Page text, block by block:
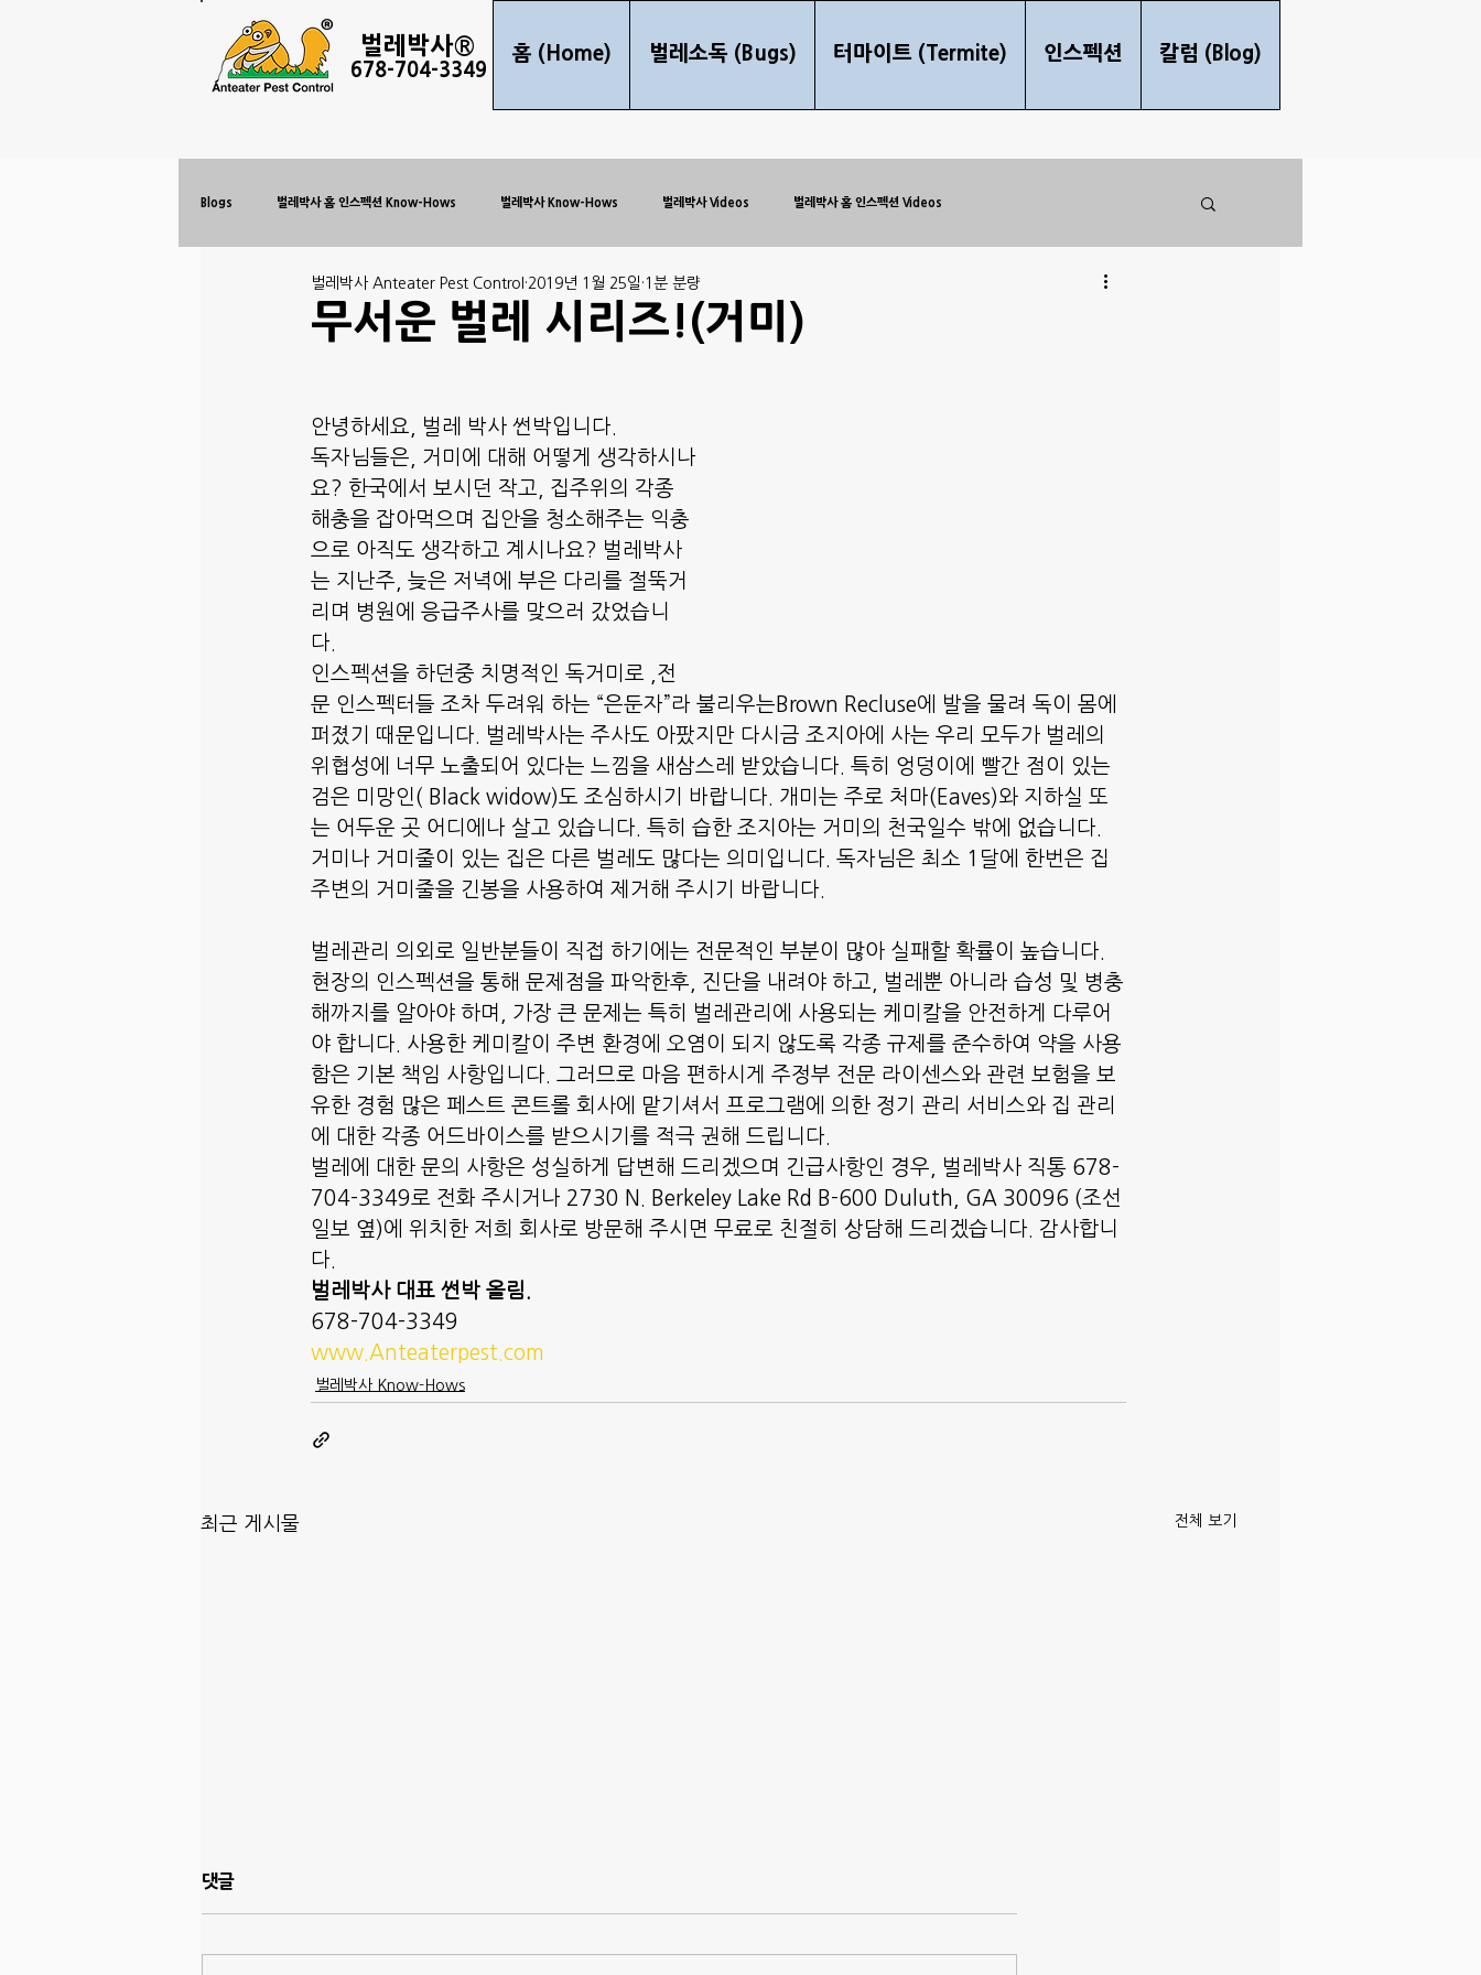
벌레 박사®
678-704-3349
홈 (Home) 벌레소독 (Bugs) 터마이트 (Termite) 인스펙션 칼럼 (Blog)
Blogs 벌레박사 홈 인스펙션 Know-Hows 벌레박사 Know-Hows 벌레박사 Videos 벌레박사 홈 인스펙션 Videos
무서운 벌레 시리즈!(거미)
벌레박사 Anteater Pest Control 2019년 1월 25일 1분 분량
안녕하세요, 벌레 박사 썬박입니다.
독자님들은, 거미에 대해 어떻게 생각하시나
요? 한국에서 보시던 작고, 집주위의 각종
해충을 잡아먹으며 집안을 청소해주는 익충
으로 아직도 생각하고 계시나요? 벌레박사
는 지난주, 늦은 저녁에 부은 다리를 절뚝거
리며 병원에 응급주사를 맞으러 갔었습니
다.
인스펙션을 하던중 치명적인 독거미로 ,전
문 인스펙터들 조차 두려워 하는 “은둔자”라 불리우는Brown Recluse에 발을 물려 독이 몸에
퍼졌기 때문입니다. 벌레박사는 주사도 아팠지만 다시금 조지아에 사는 우리 모두가 벌레의
위협성에 너무 노출되어 있다는 느낌을 새삼스레 받았습니다. 특히 엉덩이에 빨간 점이 있는
검은 미망인( Black widow)도 조심하시기 바랍니다. 개미는 주로 처마(Eaves)와 지하실 또
는 어두운 곳 어디에나 살고 있습니다. 특히 습한 조지아는 거미의 천국일수 밖에 없습니다.
거미나 거미줄이 있는 집은 다른 벌레도 많다는 의미입니다. 독자님은 최소 1달에 한번은 집
주변의 거미줄을 긴봉을 사용하여 제거해 주시기 바랍니다.
벌레관리 의외로 일반분들이 직접 하기에는 전문적인 부분이 많아 실패할 확률이 높습니다.
현장의 인스펙션을 통해 문제점을 파악한후, 진단을 내려야 하고, 벌레뿐 아니라 습성 및 병충
해까지를 알아야 하며, 가장 큰 문제는 특히 벌레관리에 사용되는 케미칼을 안전하게 다루어
야 합니다. 사용한 케미칼이 주변 환경에 오염이 되지 않도록 각종 규제를 준수하여 약을 사용
함은 기본 책임 사항입니다. 그러므로 마음 편하시게 주정부 전문 라이센스와 관련 보험을 보
유한 경험 많은 페스트 콘트롤 회사에 맡기셔서 프로그램에 의한 정기 관리 서비스와 집 관리
에 대한 각종 어드바이스를 받으시기를 적극 권해 드립니다.
벌레에 대한 문의 사항은 성실하게 답변해 드리겠으며 긴급사항인 경우, 벌레박사 직통 678-
704-3349로 전화 주시거나 2730 N. Berkeley Lake Rd B-600 Duluth, GA 30096 (조선
일보 옆)에 위치한 저희 회사로 방문해 주시면 무료로 친절히 상담해 드리겠습니다. 감사합니
다.
벌레박사 대표 썬박 올림.
678-704-3349
www.Anteaterpest.com
벌레박사 Know-Hows
최근 게시물 전체 보기
댓글